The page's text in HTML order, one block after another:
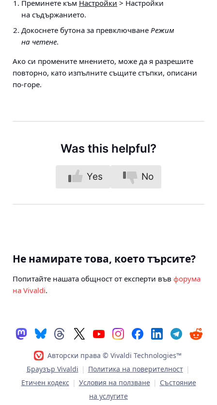
Преминете към Настройки > Настройки
на съдържанието.
Докоснете бутона за превключване Режим
на четене.
Ако си промените мнението, може да я разрешите
повторно, като изпълните същите стъпки, описани
по-горе.
Was this helpful?
Yes No
Не намирате това, което търсите?
Попитайте нашата общност от експерти във форума
на Vivaldi.
Авторски права © Vivaldi Technologies™
Браузър Vivaldi | Политика на поверителност |
Етичен кодекс | Условия на ползване | Състояние
на услугите